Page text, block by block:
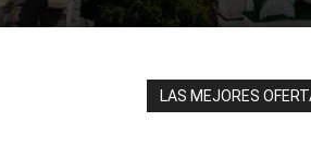
LAS MEJORES